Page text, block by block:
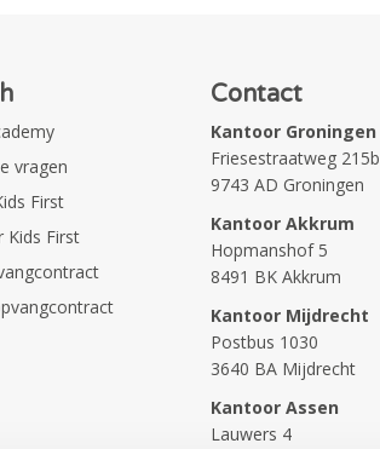
vragen
First
Kids First
Contact
Kantoor Groningen
Friesestraatweg 215b
9743 AD Groningen
Kantoor Akkrum
Hopmanshof 5
8491 BK Akkrum
Kantoor Mijdrecht
Postbus 1030
3640 BA Mijdrecht
Kantoor Assen
Lauwers 4